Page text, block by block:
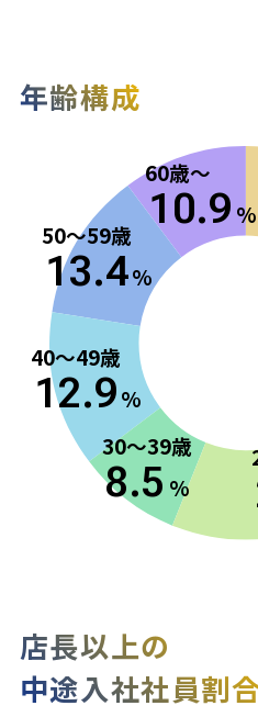
年齢構成
30～39歳
8.5 %
40～49歳
12.9%
50～59歳
13.4%
60歳～
10.9 %
店長以上の
中途入社社員割